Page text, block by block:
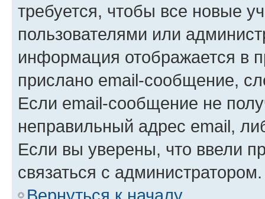
требуется, чтобы все новые
пользователями или
информация отображается в
прислано email-сообщение,
Если email-сообщение не
неправильный адрес email,
Если вы уверены, что ввели
связаться с администратором.
Вернуться к началу